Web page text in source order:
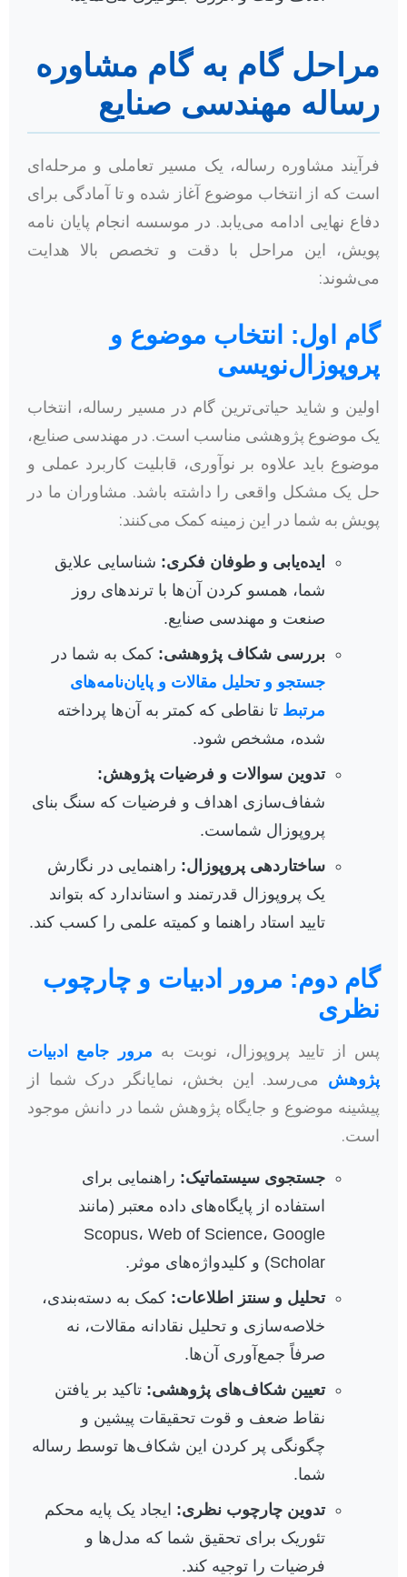
مراحل گام به گام مشاوره
رساله مهندسی صنایع
فرآیند مشاوره رساله، یک مسیر تعاملی و مرحله‌ای
است که از انتخاب موضوع آغاز شده و تا آمادگی برای
دفاع نهایی ادامه می‌یابد. در موسسه انجام پایان نامه
پویش، این مراحل با دقت و تخصص بالا هدایت
می‌شوند:
گام اول: انتخاب موضوع و
پروپوزال‌نویسی
اولین و شاید حیاتی‌ترین گام در مسیر رساله، انتخاب
یک موضوع پژوهشی مناسب است. در مهندسی صنایع،
موضوع باید علاوه بر نوآوری، قابلیت کاربرد عملی و
حل یک مشکل واقعی را داشته باشد. مشاوران ما در
پویش به شما در این زمینه کمک می‌کنند:
ایده‌یابی و طوفان فکری: شناسایی علایق
شما، همسو کردن آن‌ها با ترندهای روز
صنعت و مهندسی صنایع.
بررسی شکاف پژوهشی: کمک به شما در
جستجو و تحلیل مقالات و پایان‌نامه‌های
مرتبط تا نقاطی که کمتر به آن‌ها پرداخته
شده، مشخص شود.
تدوین سوالات و فرضیات پژوهش:
شفاف‌سازی اهداف و فرضیات که سنگ بنای
پروپوزال شماست.
ساختاردهی پروپوزال: راهنمایی در نگارش
یک پروپوزال قدرتمند و استاندارد که بتواند
تایید استاد راهنما و کمیته علمی را کسب کند.
گام دوم: مرور ادبیات و چارچوب
نظری
پس از تایید پروپوزال، نوبت به مرور جامع ادبیات
پژوهش می‌رسد. این بخش، نمایانگر درک شما از
پیشینه موضوع و جایگاه پژوهش شما در دانش موجود
است.
جستجوی سیستماتیک: راهنمایی برای
استفاده از پایگاه‌های داده معتبر (مانند
Scopus، Web of Science، Google
Scholar) و کلیدواژه‌های موثر.
تحلیل و سنتز اطلاعات: کمک به دسته‌بندی،
خلاصه‌سازی و تحلیل نقادانه مقالات، نه
صرفاً جمع‌آوری آن‌ها.
تعیین شکاف‌های پژوهشی: تاکید بر یافتن
نقاط ضعف و قوت تحقیقات پیشین و
چگونگی پر کردن این شکاف‌ها توسط رساله
شما.
تدوین چارچوب نظری: ایجاد یک پایه محکم
تئوریک برای تحقیق شما که مدل‌ها و
فرضیات را توجیه کند.